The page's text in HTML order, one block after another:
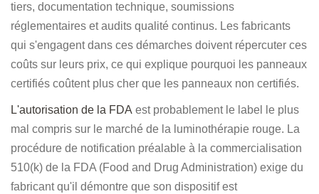
tiers, documentation technique, soumissions
réglementaires et audits qualité continus. Les fabricants
qui s'engagent dans ces démarches doivent répercuter ces
coûts sur leurs prix, ce qui explique pourquoi les panneaux
certifiés coûtent plus cher que les panneaux non certifiés.
L'autorisation de la FDA est probablement le label le plus
mal compris sur le marché de la luminothérapie rouge. La
procédure de notification préalable à la commercialisation
510(k) de la FDA (Food and Drug Administration) exige du
fabricant qu'il démontre que son dispositif est